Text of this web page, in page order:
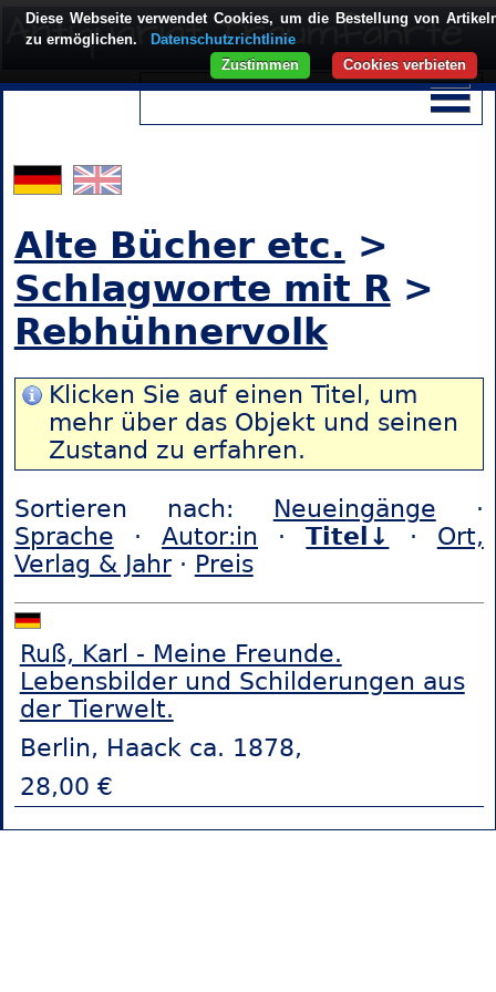
Alte Bücher etc. >
Schlagworte mit R>
Rebhühnervolk
Klicken Sie auf einen Titel, um
mehr über das Objekt und seinen
Zustand zu erfahren.
Sortieren nach: Neueingänge ·
Sprache ·Autor:in ·Titel↓ · Ort,
Verlag & Jahr· Preis
Ruß, Karl - Meine Freunde.
Lebensbilder und Schilderungen aus
der Tierwelt.
Berlin, Haack ca. 1878,
28,00 €
Diese Webseite verwendet Cookies, um die Bestellung von
zu ermöglichen.
Datenschutzrichtlinie
Cookies verbieten
Zustimmen